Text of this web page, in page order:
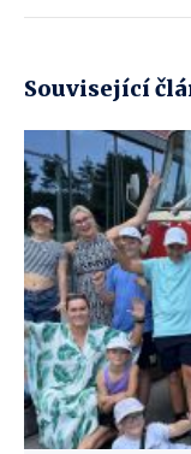
Související